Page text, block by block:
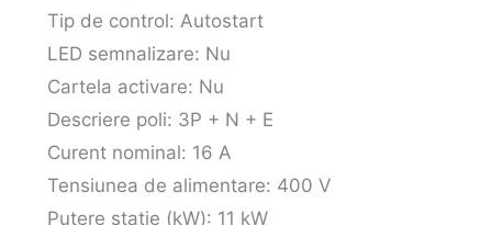
Tip de control: Autostart
LED semnalizare: Nu
Cartela activare: Nu
Descriere poli: 3P + N + E
Curent nominal: 16 A
Tensiunea de alimentare: 400 V
Putere statie (kW): 11 kW